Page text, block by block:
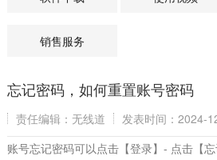
销售服务
忘记密码，如何重置账号密码
责任编辑：无线道
发表时间：2024-
账号忘记密码可以点击【登录】- 点击【